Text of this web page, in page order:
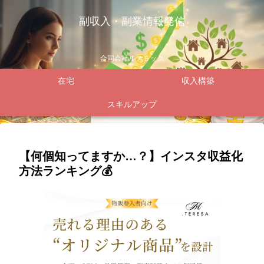
副収入・副業情報発信
合同会社ルテミック
在宅 収入構築
スキルアップ
【何個知ってますか…？】インスタ収益化
方法ランキング💰